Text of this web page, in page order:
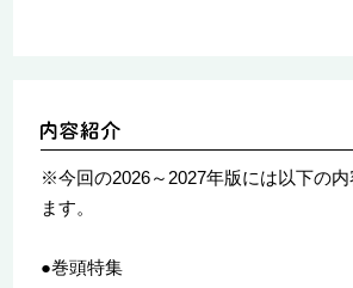
※今回の2026～2027年版には以下の
ます。
●巻頭特集